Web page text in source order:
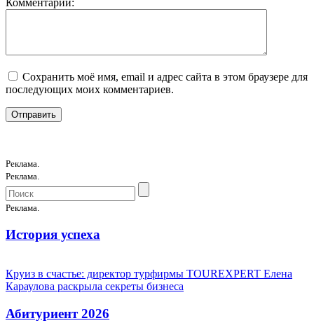
Сохранить моё имя, email и адрес сайта в этом браузере для
последующих моих комментариев.
Реклама.
Реклама.
Реклама.
История успеха
Круиз в счастье: директор турфирмы TOUREXPERT Елена
Караулова раскрыла секреты бизнеса
Абитуриент 2026